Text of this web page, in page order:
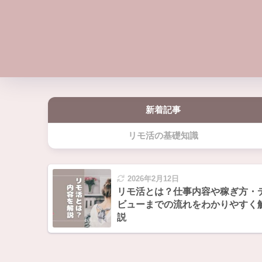
新着記事
リモ活の基礎知識
2026年2月12日
リモ活とは？仕事内容や稼ぎ方・
ビューまでの流れをわかりやすく
説